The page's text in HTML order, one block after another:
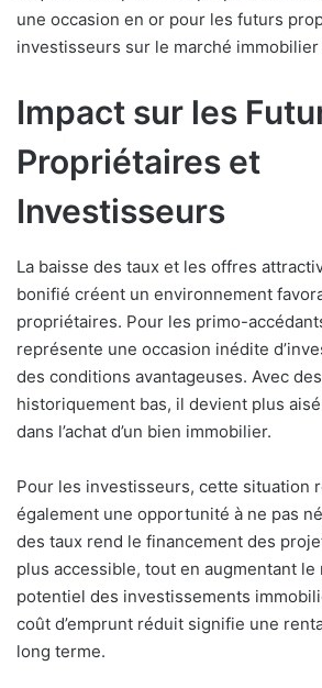
une occasion en or pour les futurs
investisseurs sur le marché immobilier
Impact sur les
Propriétaires et
Investisseurs
La baisse des taux et les offres
bonifié créent un environnement
propriétaires. Pour les primo-
représente une occasion inédite
des conditions avantageuses. Avec
historiquement bas, il devient plus
dans l’achat d’un bien immobilier.
Pour les investisseurs, cette situation
également une opportunité à ne pas
des taux rend le financement des
plus accessible, tout en augmentant le
potentiel des investissements
coût d’emprunt réduit signifie une
long terme.